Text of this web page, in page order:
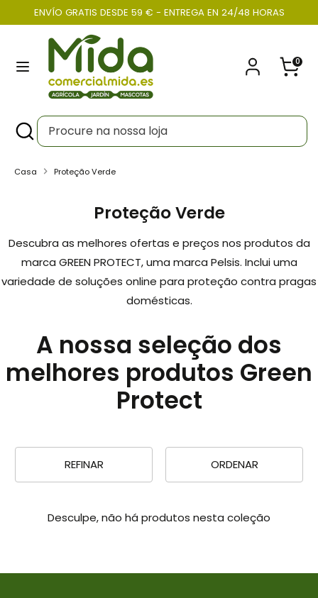
para
conteúdo
ENVÍO GRATIS DESDE 59 € - ENTREGA EN 24/48 HORAS
0
Moeda
PORTUGAL (EUR €)
ProcurarProcure
na
loja
ProcurarProcure
na
Fechar
Casa Proteção Verde
Proteção Verde
Descubra as melhores ofertas e preços nos produtos da
marca GREEN PROTECT, uma marca Pelsis. Inclui uma
variedade de soluções online para proteção contra pragas
domésticas.
A nossa seleção dos
melhores produtos Green
Protect
REFINAR ORDENAR
Desculpe, não há produtos nesta coleção